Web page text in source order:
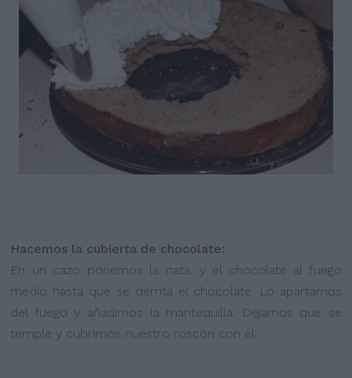
Hacemos la cubierta de chocolate:
En un cazo ponemos la nata, y el chocolate al fuego
medio hasta que se derrita el chocolate. Lo apartamos
del fuego y añadimos la mantequilla. Dejamos que se
temple y cubrimos nuestro roscón con él.